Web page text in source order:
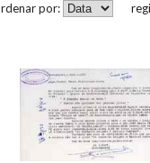
por: